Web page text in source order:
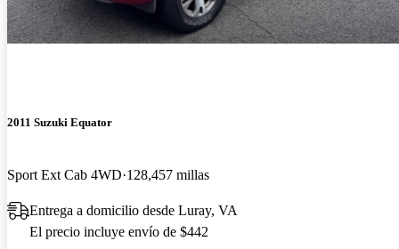
2011 Suzuki Equator
Sport Ext Cab 4WD 128,457 millas
Entrega a domicilio desde Luray, VA
El precio incluye envío de $442